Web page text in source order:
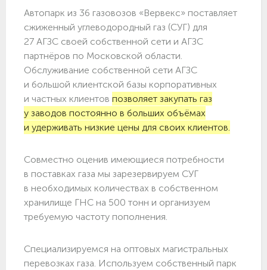
Автопарк из 36 газовозов «Вервекс» поставляет
сжиженный углеводородный газ (СУГ) для
27 АГЗС своей собственной сети и АГЗС
партнёров по Московской области.
Обслуживание собственной сети АГЗС
и большой клиентской базы корпоративных
и частных клиентов позволяет закупать газ
у заводов постоянно в больших объёмах
и удерживать низкие цены для своих клиентов.
Совместно оценив имеющиеся потребности
в поставках газа мы зарезервируем СУГ
в необходимых количествах в собственном
хранилище ГНС на 500 тонн и организуем
требуемую частоту пополнения.
Специализируемся на оптовых магистральных
перевозках газа. Используем собственный парк